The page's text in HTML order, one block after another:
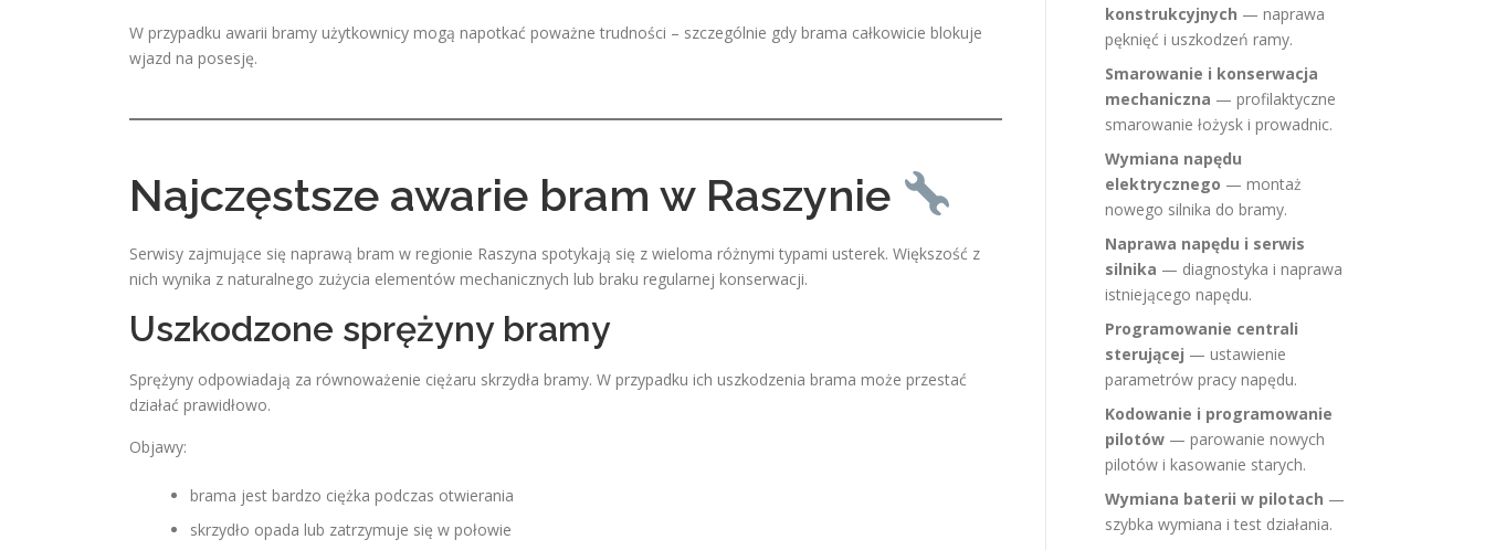
W przypadku awarii bramy użytkownicy mogą napotkać poważne trudności – szczególnie gdy brama całkowicie blokuje
wjazd na posesję.
Najczęstsze awarie bram w Raszynie
Serwisy zajmujące się naprawą bram w regionie Raszyna spotykają się z wieloma różnymi typami usterek. Większość z
nich wynika z naturalnego zużycia elementów mechanicznych lub braku regularnej konserwacji.
Uszkodzone sprężyny bramy
Sprężyny odpowiadają za równoważenie ciężaru skrzydła bramy. W przypadku ich uszkodzenia brama może przestać
działać prawidłowo.
Objawy:
brama jest bardzo ciężka podczas otwierania
skrzydło opada lub zatrzymuje się w połowie
konstrukcyjnych — naprawa
pęknięć i uszkodzeń ramy.
Smarowanie i konserwacja
mechaniczna — profilaktyczne
smarowanie łożysk i prowadnic.
Wymiana napędu
elektrycznego — montaż
nowego silnika do bramy.
Naprawa napędu i serwis
silnika — diagnostyka i naprawa
istniejącego napędu.
Programowanie centrali
sterującej — ustawienie
parametrów pracy napędu.
Kodowanie i programowanie
pilotów — parowanie nowych
pilotów i kasowanie starych.
Wymiana baterii w pilotach —
szybka wymiana i test działania.